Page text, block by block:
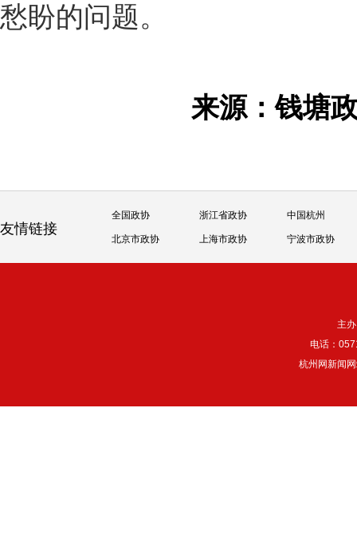
愁盼的问题。
来源：钱
友情链接
全国政协 浙江省政协 中国杭州
北京市政协 上海市政协 宁波市政协
主
电话：
杭州网新闻